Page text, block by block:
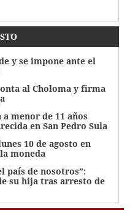
y se impone ante el
al Choloma y firma
menor de 11 años
en San Pedro Sula
10 de agosto en
moneda
país de nosotros”:
su hija tras arresto de